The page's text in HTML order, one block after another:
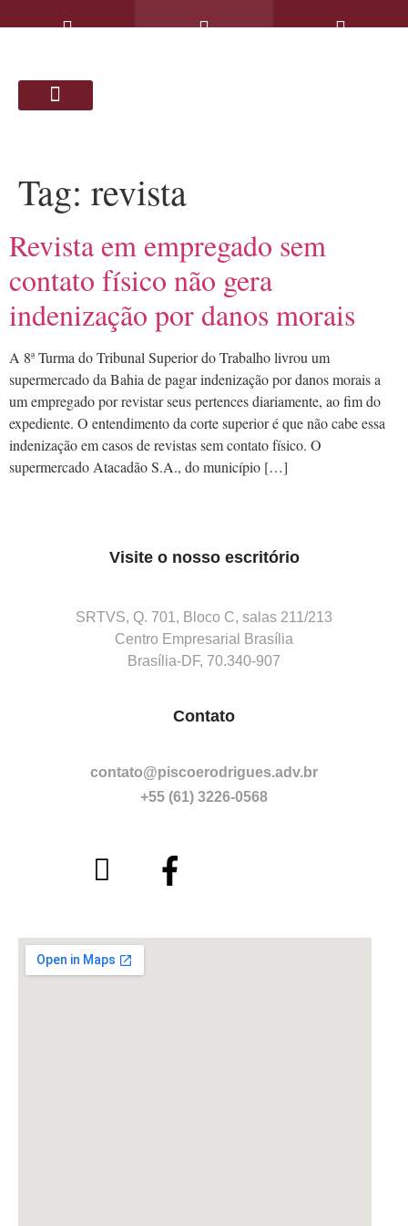
Tag: revista
Revista em empregado sem
contato físico não gera
indenização por danos morais
A 8ª Turma do Tribunal Superior do Trabalho livrou um
supermercado da Bahia de pagar indenização por danos morais a
um empregado por revistar seus pertences diariamente, ao fim do
expediente. O entendimento da corte superior é que não cabe essa
indenização em casos de revistas sem contato físico. O
supermercado Atacadão S.A., do município […]
Visite o nosso escritório
SRTVS, Q. 701, Bloco C, salas 211/213
Centro Empresarial Brasília
Brasília-DF, 70.340-907
Contato
contato@piscoerodrigues.adv.br
+55 (61) 3226-0568